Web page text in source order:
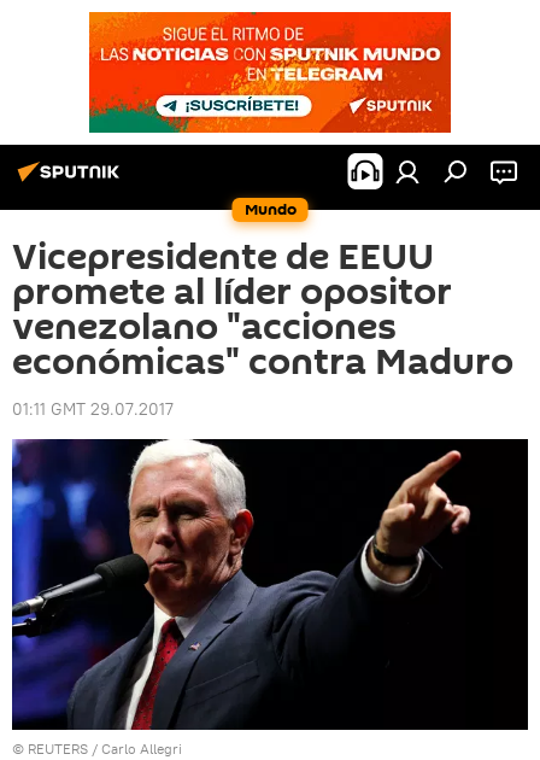
Mundo
Vicepresidente de EEUU
promete al líder opositor
venezolano "acciones
económicas" contra Maduro
01:11 GMT 29.07.2017
© REUTERS / Carlo Allegri